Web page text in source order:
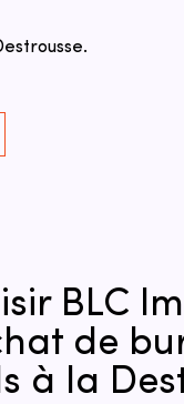
BLC
de
à la